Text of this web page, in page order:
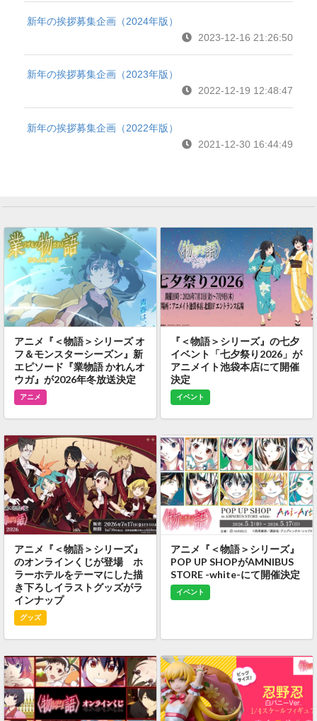
新年の挨拶募集企画（2024年版）
2023-12-16 21:26:50
新年の挨拶募集企画（2023年版）
2022-12-19 12:48:47
新年の挨拶募集企画（2022年版）
2021-12-30 16:44:49
アニメ『＜物語＞シリーズ オ
フ＆モンスターシーズン』新
エピソード『業物語 かれんオ
ウガ』が2026年冬放送決定
アニメ
『＜物語＞シリーズ』の七夕
イベント「七夕祭り2026」が
アニメイト池袋本店にて開催
決定
イベント
アニメ『＜物語＞シリーズ』
のオンラインくじが登場 ホ
ラーホテルをテーマにした描
き下ろしイラストグッズがラ
インナップ
グッズ
アニメ『＜物語＞シリーズ』
POP UP SHOPがAMNIBUS
STORE -white-にて開催決定
イベント